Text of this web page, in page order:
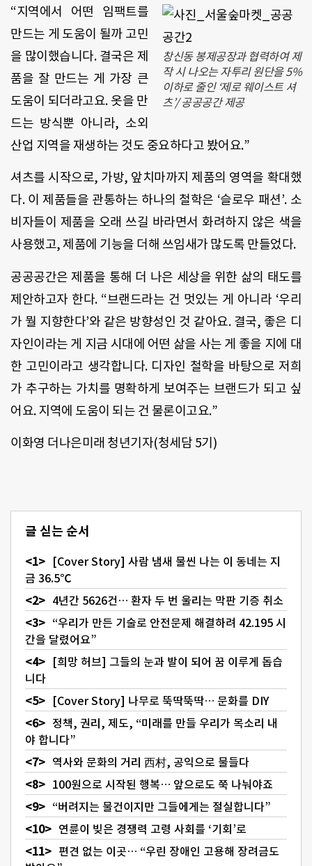
창신동 봉제공장과 협력하여 제
작 시 나오는 자투리 원단을 5%
이하로 줄인 ‘제로 웨이스트 셔
츠’/ 공공공간 제공
“지역에서 어떤 임팩트를
만드는 게 도움이 될까 고민
을 많이했습니다. 결국은 제
품을 잘 만드는 게 가장 큰
도움이 되더라고요. 옷을 만
드는 방식뿐 아니라, 소외
산업 지역을 재생하는 것도 중요하다고 봤어요.”
셔츠를 시작으로, 가방, 앞치마까지 제품의 영역을 확대했
다. 이 제품들을 관통하는 하나의 철학은 ‘슬로우 패션’. 소
비자들이 제품을 오래 쓰길 바라면서 화려하지 않은 색을
사용했고, 제품에 기능을 더해 쓰임새가 많도록 만들었다.
공공공간은 제품을 통해 더 나은 세상을 위한 삶의 태도를
제안하고자 한다. “브랜드라는 건 멋있는 게 아니라 ‘우리
가 뭘 지향한다’와 같은 방향성인 것 같아요. 결국, 좋은 디
자인이라는 게 지금 시대에 어떤 삶을 사는 게 좋을 지에 대
한 고민이라고 생각합니다. 디자인 철학을 바탕으로 저희
가 추구하는 가치를 명확하게 보여주는 브랜드가 되고 싶
어요. 지역에 도움이 되는 건 물론이고요.”
이화영 더나은미래 청년기자(청세담 5기)
글 싣는 순서
[Cover Story] 사람 냄새 물씬 나는 이 동네는 지
금 36.5℃
4년간 5626건… 환자 두 번 울리는 막판 기증 취소
“우리가 만든 기술로 안전문제 해결하려 42.195 시
간을 달렸어요”
[희망 허브] 그들의 눈과 발이 되어 꿈 이루게 돕습
니다
[Cover Story] 나무로 뚝딱뚝딱… 문화를 DIY
정책, 권리, 제도, “미래를 만들 우리가 목소리 내
야 합니다”
역사와 문화의 거리 西村, 공익으로 물들다
100원으로 시작된 행복… 앞으로도 쭉 나눠야죠
“버려지는 물건이지만 그들에게는 절실합니다”
연륜이 빚은 경쟁력 고령 사회를 ‘기회’로
편견 없는 이곳… “우린 장애인 고용해 장려금도